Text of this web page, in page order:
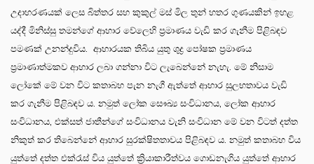
උදාහරණයක් ලෙස බිත්තර සහ කුකුල් මස් මිල තුන් හතර ගුණයකින් ඉහළ
යද්දී මිනිස්සු තමන්ගේ ආහාර වේලෙහි ප්‍රමාණය වැඩි කර ගැනීම පිළිබඳව
පමණක් උනන්දුවිය. ආහාරයක තිබිය යුතු ශුද්‍ර පෝෂක ප්‍රමාණය
ප්‍රමාණාත්මකව ආහාර ලබා ගන්නා විට ලැබෙන්නේ නැහැ. මේ නිසාම
ලෝකේ මේ වන විට කතාබහ පැන නැගී ඇත්තේ ආහාර සුලභතාවය වැඩි
කර ගැනීම පිළිබඳව ය. නමුත් ලෝක සෞඛ්‍ය සංවිධානය, ලෝක ආහාර
සංවිධානය, එක්සත් ජාතීන්ගේ සංවිධානය වැනි සංවිධාන මේ වන විටත් දත්ත
නිකුත් කර තිබෙන්නේ ආහාර සුරක්ෂිතතාවය පිළිබඳව ය. නමුත් කතාබහ විය
යුත්තේ දත්ත එක්රැස් විය යුත්තේ ක්‍රියාකාරීත්වය ගොඩනැගිය යුත්තේ ආහාර